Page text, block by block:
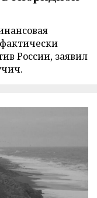
России, заявил